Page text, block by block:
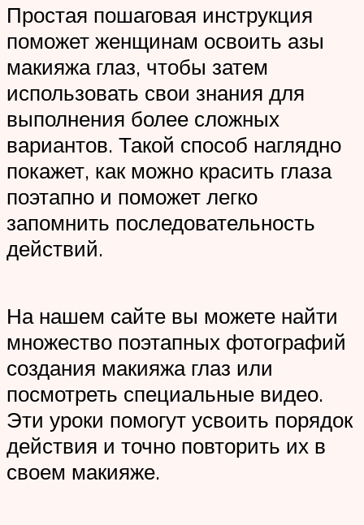
Простая пошаговая инструкция
поможет женщинам освоить азы
макияжа глаз, чтобы затем
использовать свои знания для
выполнения более сложных
вариантов. Такой способ наглядно
покажет, как можно красить глаза
поэтапно и поможет легко
запомнить последовательность
действий.
На нашем сайте вы можете найти
множество поэтапных фотографий
создания макияжа глаз или
посмотреть специальные видео.
Эти уроки помогут усвоить порядок
действия и точно повторить их в
своем макияже.